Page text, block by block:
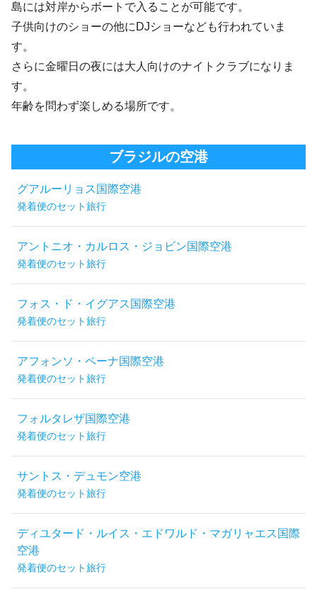
島には対岸からボートで入ることが可能です。
子供向けのショーの他にDJショーなども行われていま
す。
さらに金曜日の夜には大人向けのナイトクラブになりま
す。
年齢を問わず楽しめる場所です。
ブラジルの空港
グアルーリョス国際空港
発着便のセット旅行
アントニオ・カルロス・ジョビン国際空港
発着便のセット旅行
フォス・ド・イグアス国際空港
発着便のセット旅行
アフォンソ・ペーナ国際空港
発着便のセット旅行
フォルタレザ国際空港
発着便のセット旅行
サントス・デュモン空港
発着便のセット旅行
ディユタード・ルイス・エドワルド・マガリャエス国際
空港
発着便のセット旅行